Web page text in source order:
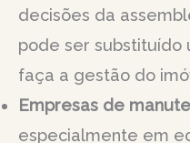
decisões da
pode ser substituído
faça a gestão do
Empresas de
especialmente em